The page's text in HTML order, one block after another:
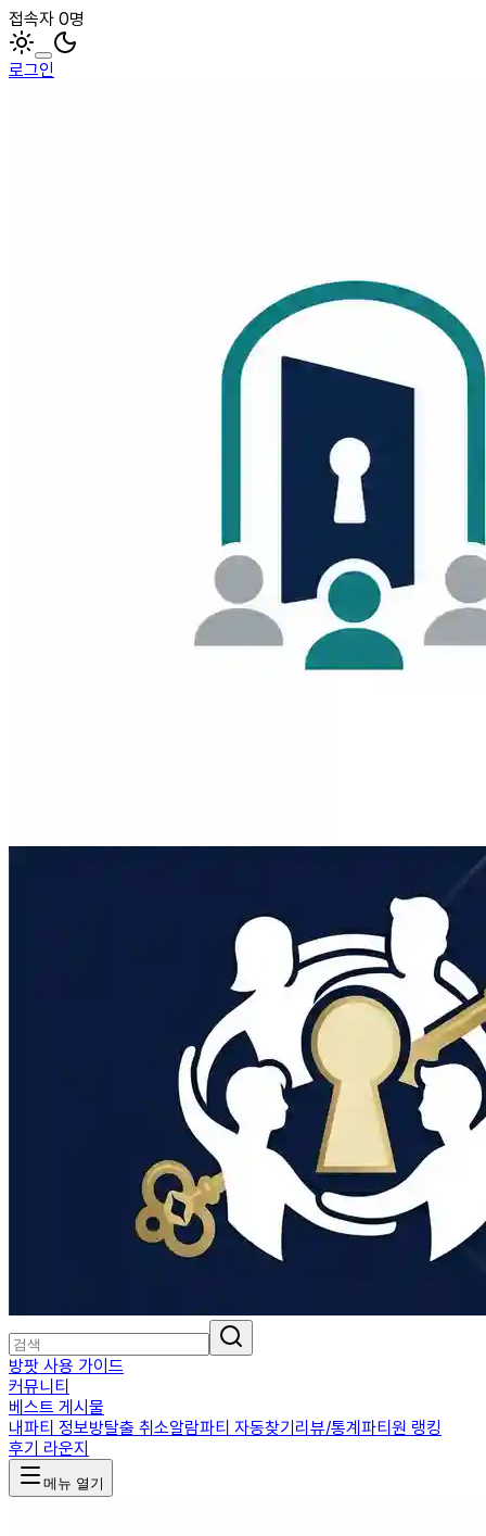
접속자 0명
로그인
방팟 사용 가이드
커뮤니티
베스트 게시물
내파티 정보방탈출 취소알람파티 자동찾기리뷰/통계파티원 랭킹
후기 라운지
메뉴 열기